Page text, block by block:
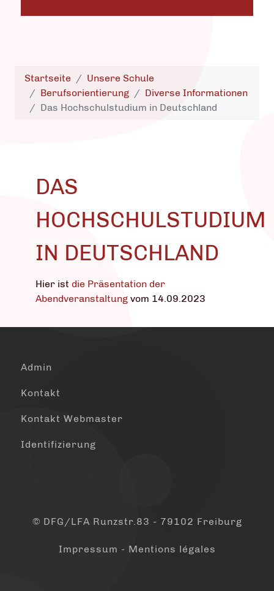
Startseite
Unsere Schule
Berufsorientierung
Diverse Informationen
Das Hochschulstudium in Deutschland
DAS
HOCHSCHULSTUDIUM
IN DEUTSCHLAND
Hier ist die Präsentation der
Abendveranstaltung vom 14.09.2023
Admin
Kontakt
Kontakt Webmaster
Identifizierung
© DFG/LFA Runzstr.83 - 79102 Freiburg
Impressum - Mentions légales